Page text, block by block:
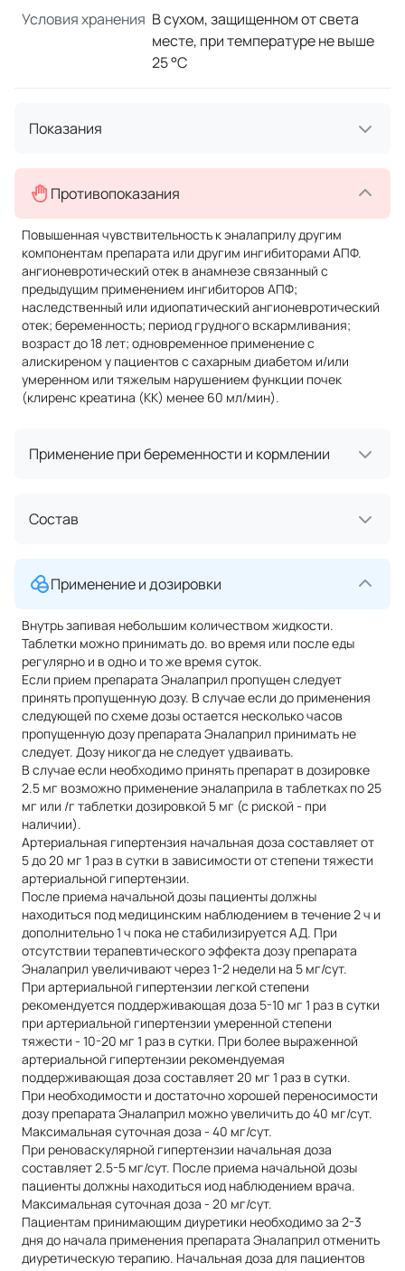
Условия хранения В сухом, защищенном от света
месте, при температуре не выше
25 °C
Показания
Противопоказания
Повышенная чувствительность к эналаприлу другим
компонентам препарата или другим ингибиторами АПФ.
ангионевротический отек в анамнезе связанный с
предыдущим применением ингибиторов АПФ;
наследственный или идиопатический ангионевротический
отек; беременность; период грудного вскармливания;
возраст до 18 лет; одновременное применение с
алискиреном у пациентов с сахарным диабетом и/или
умеренном или тяжелым нарушением функции почек
(клиренс креатина (КК) менее 60 мл/мин).
Применение при беременности и кормлении
Состав
Применение и дозировки
Внутрь запивая небольшим количеством жидкости.
Таблетки можно принимать до. во время или после еды
регулярно и в одно и то же время суток.
Если прием препарата Эналаприл пропущен следует
принять пропущенную дозу. В случае если до применения
следующей по схеме дозы остается несколько часов
пропущенную дозу препарата Эналаприл принимать не
следует. Дозу никогда не следует удваивать.
В случае если необходимо принять препарат в дозировке
2.5 мг возможно применение эналаприла в таблетках по 25
мг или /г таблетки дозировкой 5 мг (с риской - при
наличии).
Артериальная гипертензия начальная доза составляет от
5 до 20 мг 1 раз в сутки в зависимости от степени тяжести
артериальной гипертензии.
После приема начальной дозы пациенты должны
находиться под медицинским наблюдением в течение 2 ч и
дополнительно 1 ч пока не стабилизируется АД. При
отсутствии терапевтического эффекта дозу препарата
Эналаприл увеличивают через 1-2 недели на 5 мг/сут.
При артериальной гипертензии легкой степени
рекомендуется поддерживающая доза 5-10 мг 1 раз в сутки
при артериальной гипертензии умеренной степени
тяжести - 10-20 мг 1 раз в сутки. При более выраженной
артериальной гипертензии рекомендуемая
поддерживающая доза составляет 20 мг 1 раз в сутки.
При необходимости и достаточно хорошей переносимости
дозу препарата Эналаприл можно увеличить до 40 мг/сут.
Максимальная суточная доза - 40 мг/сут.
При реноваскулярной гипертензии начальная доза
составляет 2.5-5 мг/сут. После приема начальной дозы
пациенты должны находиться иод наблюдением врача.
Максимальная суточная доза - 20 мг/сут.
Пациентам принимающим диуретики необходимо за 2-3
дня до начала применения препарата Эналаприл отменить
диуретическую терапию. Начальная доза для пациентов